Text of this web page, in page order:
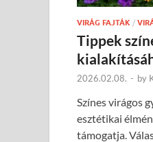
VIRÁG FAJTÁK /
Tippek
2026.02.08. - by
Színes virágos
esztétikai
támogatja.